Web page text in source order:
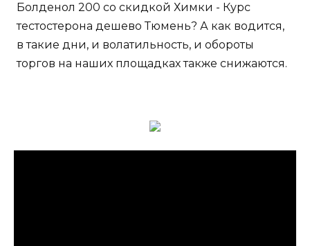
Болденол 200 со скидкой Химки - Курс
тестостерона дешево Тюмень? А как водится,
в такие дни, и волатильность, и обороты
торгов на наших площадках также снижаются.